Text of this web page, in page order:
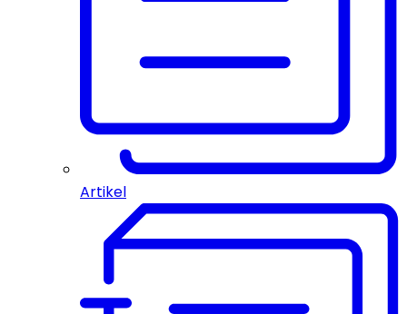
Artikel